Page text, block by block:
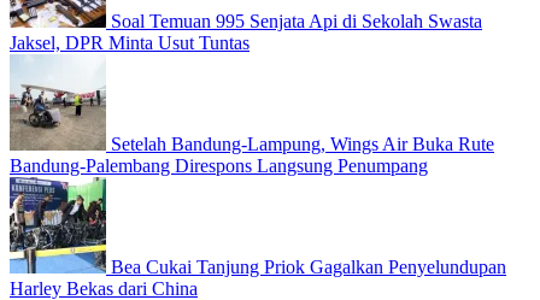
Soal Temuan 995 Senjata Api di Sekolah Swasta
Jaksel, DPR Minta Usut Tuntas
Setelah Bandung-Lampung, Wings Air Buka Rute
Bandung-Palembang Direspons Langsung Penumpang
Bea Cukai Tanjung Priok Gagalkan Penyelundupan
Harley Bekas dari China